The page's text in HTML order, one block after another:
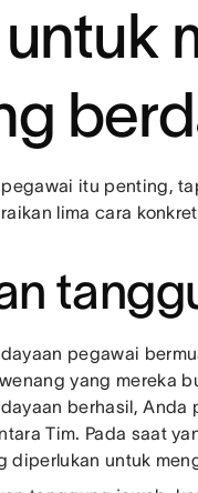
itu penting,
lima cara
pegawai
yang mereka
berhasil, Anda
Tim. Pada saat
diperlukan untuk